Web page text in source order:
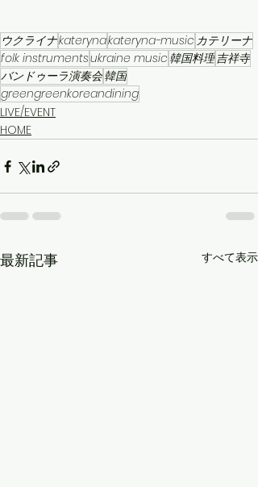
ウクライナkaterynakateryna-musicカテリーナ
folk instrumentsukraine music韓国料理吉祥寺
バンドゥーラ演奏会韓国
greengreenkoreandining
LIVE/EVENT
HOME
最新記事 すべて表示